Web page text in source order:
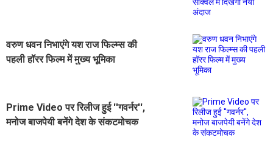
वरुण धवन निभाएंगे यश राज फिल्म्स की
पहली हॉरर फिल्म में मुख्य भूमिका
Prime Video पर रिलीज हुई ''गवर्नर'',
मनोज बाजपेयी बनेंगे देश के संकटमोचक